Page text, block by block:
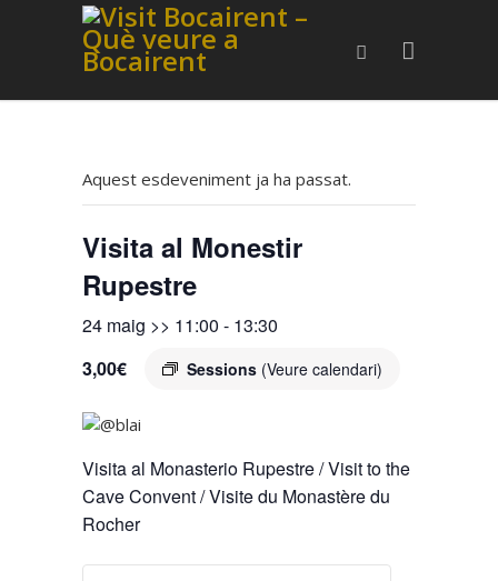
Aquest esdeveniment ja ha passat.
Visita al Monestir
Rupestre
24 maig >> 11:00 - 13:30
Sessions (Veure calendari)
3,00€
Visita al Monasterio Rupestre / Visit to the
Cave Convent / Visite du Monastère du
Rocher